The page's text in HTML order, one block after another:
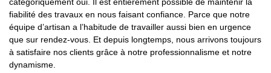
fiabilité des travaux en nous faisant confiance. Parce que notre
équipe d’artisan a l’habitude de travailler aussi bien en urgence
que sur rendez-vous. Et depuis longtemps, nous arrivons toujours
à satisfaire nos clients grâce à notre professionnalisme et notre
dynamisme.